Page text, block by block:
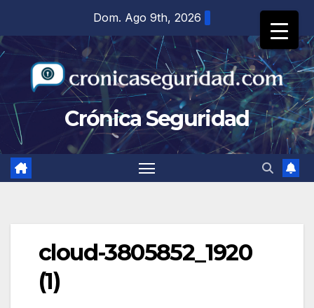
contenido
Dom. Ago 9th, 2026
Crónica Seguridad
cloud-3805852_1920
(1)